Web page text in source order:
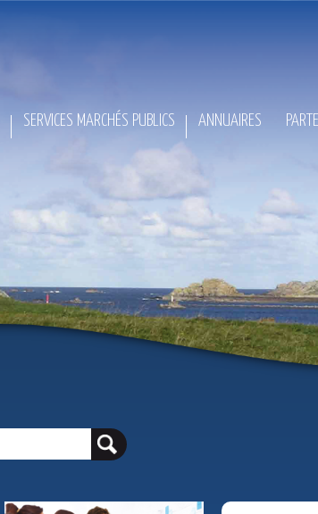
SERVICES MARCHÉS PUBLICS ANNUAIRES